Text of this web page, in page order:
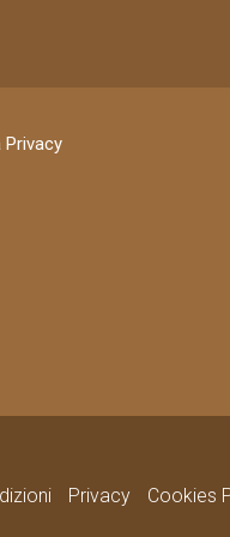
Privacy
Privacy Cookies